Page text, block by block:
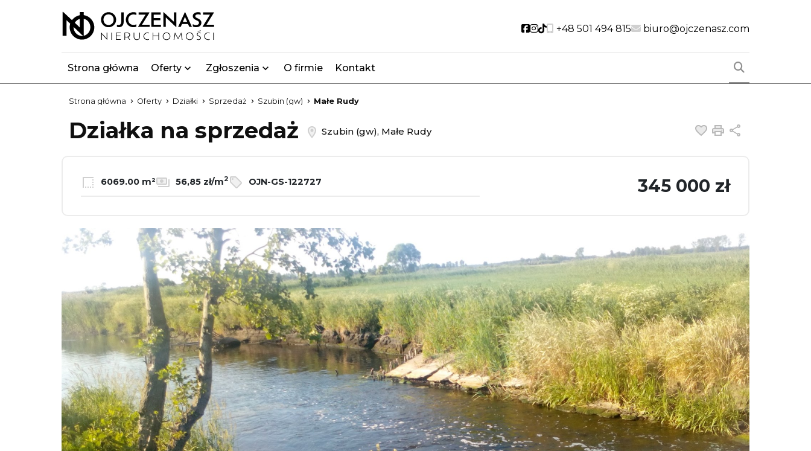
Social link
Social link
Social link
+48 501 494 815 biuro@ojczenasz.com
Strona główna Oferty Zgłoszenia O firmie Kontakt
Strona główna Oferty Działki Sprzedaż Szubin (gw) Małe Rudy
Działka na sprzedaż Szubin (gw), Małe Rudy Dodaj do
Drukuj
6069.00 m² 56,85 zł/m2 OJN-GS-122727 345 000 zł